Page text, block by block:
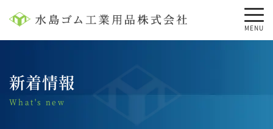
MENU
新着情報
What's new